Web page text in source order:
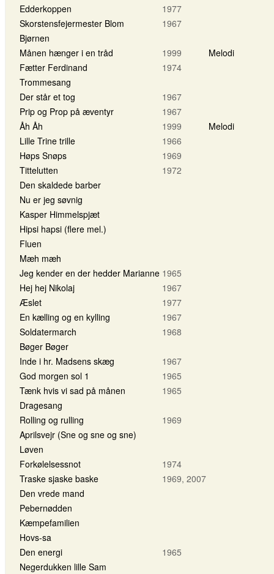
Edderkoppen
1977
Skorstensfejermester Blom
1967
Bjørnen
Månen hænger i en tråd
1999
Melodi
Fætter Ferdinand
1974
Trommesang
Der står et tog
1967
Prip og Prop på æventyr
1967
Åh Åh
1999
Melodi
Lille Trine trille
1966
Høps Snøps
1969
Tittelutten
1972
Den skaldede barber
Nu er jeg søvnig
Kasper Himmelspjæt
Hipsi hapsi (flere mel.)
Fluen
Mæh mæh
Jeg kender en der hedder Marianne 1965
Hej hej Nikolaj
1967
Æslet
1977
En kælling og en kylling
1967
Soldatermarch
1968
Bøger Bøger
Inde i hr. Madsens skæg
1967
God morgen sol 1
1965
Tænk hvis vi sad på månen
1965
Dragesang
Rolling og rulling
1969
Aprilsvejr (Sne og sne og sne)
Løven
Forkølelsessnot
1974
Traske sjaske baske
1969, 2007
Den vrede mand
Pebernødden
Kæmpefamilien
Hovs-sa
Den energi
1965
Negerdukken lille Sam